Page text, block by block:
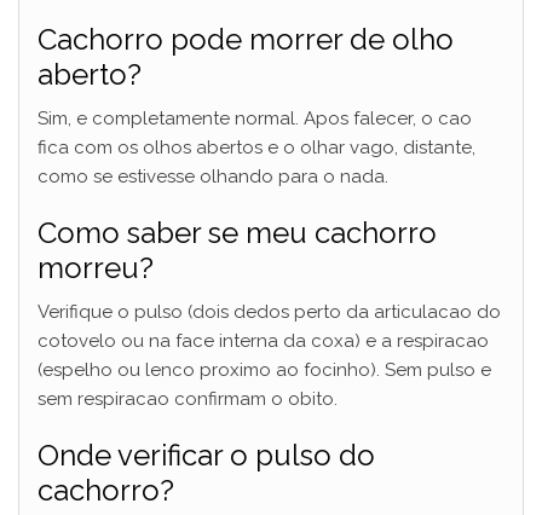
Cachorro pode morrer de olho
aberto?
Sim, e completamente normal. Apos falecer, o cao
fica com os olhos abertos e o olhar vago, distante,
como se estivesse olhando para o nada.
Como saber se meu cachorro
morreu?
Verifique o pulso (dois dedos perto da articulacao do
cotovelo ou na face interna da coxa) e a respiracao
(espelho ou lenco proximo ao focinho). Sem pulso e
sem respiracao confirmam o obito.
Onde verificar o pulso do
cachorro?